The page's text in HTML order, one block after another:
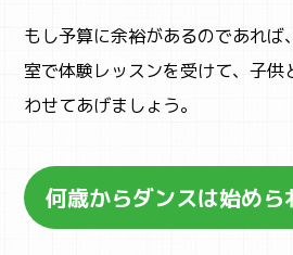
もし予算に余裕があるのであれば
室で体験レッスンを受けて、子供
わせてあげましょう。
何歳からダンスは始めら